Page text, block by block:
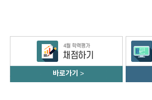
바로가기 >